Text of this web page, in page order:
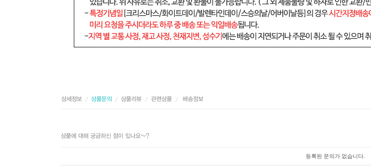
등록된 문의가 없습니다.